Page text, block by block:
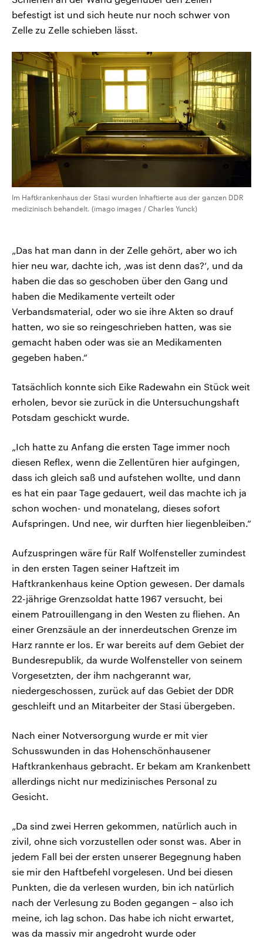
befestigt ist und sich heute nur noch schwer von
Zelle zu Zelle schieben lässt.
Im Haftkrankenhaus der Stasi wurden Inhaftierte aus der ganzen DDR
medizinisch behandelt. (imago images / Charles Yunck)
„Das hat man dann in der Zelle gehört, aber wo ich
hier neu war, dachte ich, ‚was ist denn das?‘, und da
haben die das so geschoben über den Gang und
haben die Medikamente verteilt oder
Verbandsmaterial, oder wo sie ihre Akten so drauf
hatten, wo sie so reingeschrieben hatten, was sie
gemacht haben oder was sie an Medikamenten
gegeben haben.“
Tatsächlich konnte sich Eike Radewahn ein Stück weit
erholen, bevor sie zurück in die Untersuchungshaft
Potsdam geschickt wurde.
„Ich hatte zu Anfang die ersten Tage immer noch
diesen Reflex, wenn die Zellentüren hier aufgingen,
dass ich gleich saß und aufstehen wollte, und dann
es hat ein paar Tage gedauert, weil das machte ich ja
schon wochen- und monatelang, dieses sofort
Aufspringen. Und nee, wir durften hier liegenbleiben.“
Aufzuspringen wäre für Ralf Wolfensteller zumindest
in den ersten Tagen seiner Haftzeit im
Haftkrankenhaus keine Option gewesen. Der damals
22-jährige Grenzsoldat hatte 1967 versucht, bei
einem Patrouillengang in den Westen zu fliehen. An
einer Grenzsäule an der innerdeutschen Grenze im
Harz rannte er los. Er war bereits auf dem Gebiet der
Bundesrepublik, da wurde Wolfensteller von seinem
Vorgesetzten, der ihm nachgerannt war,
niedergeschossen, zurück auf das Gebiet der DDR
geschleift und an Mitarbeiter der Stasi übergeben.
Nach einer Notversorgung wurde er mit vier
Schusswunden in das Hohenschönhausener
Haftkrankenhaus gebracht. Er bekam am Krankenbett
allerdings nicht nur medizinisches Personal zu
Gesicht.
„Da sind zwei Herren gekommen, natürlich auch in
zivil, ohne sich vorzustellen oder sonst was. Aber in
jedem Fall bei der ersten unserer Begegnung haben
sie mir den Haftbefehl vorgelesen. Und bei diesen
Punkten, die da verlesen wurden, bin ich natürlich
nach der Verlesung zu Boden gegangen – also ich
meine, ich lag schon. Das habe ich nicht erwartet,
was da massiv mir angedroht wurde oder